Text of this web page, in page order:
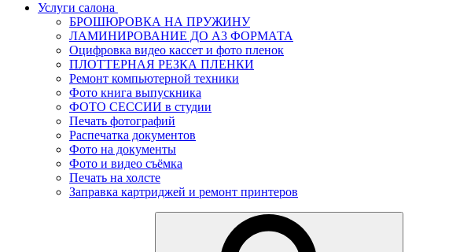
Услуги салона
БРОШЮРОВКА НА ПРУЖИНУ
ЛАМИНИРОВАНИЕ ДО А3 ФОРМАТА
Оцифровка видео кассет и фото пленок
ПЛОТТЕРНАЯ РЕЗКА ПЛЕНКИ
Ремонт компьютерной техники
Фото книга выпускника
ФОТО СЕССИИ в студии
Печать фотографий
Распечатка документов
Фото на документы
Фото и видео съёмка
Печать на холсте
Заправка картриджей и ремонт принтеров